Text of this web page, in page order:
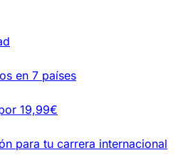
en 7 países
19,99€
para tu carrera internacional